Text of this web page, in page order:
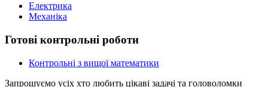
Електрика
Механіка
Готові контрольні роботи
Контрольні з вищої математики
Запрошуємо усіх хто любить цікаві задачі та головоломки